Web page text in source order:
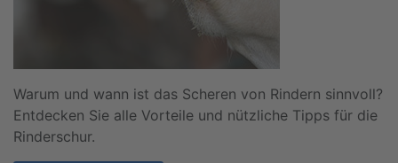
Warum und wann ist das Scheren von Rindern sinnvoll?
Entdecken Sie alle Vorteile und nützliche Tipps für die
Rinderschur.